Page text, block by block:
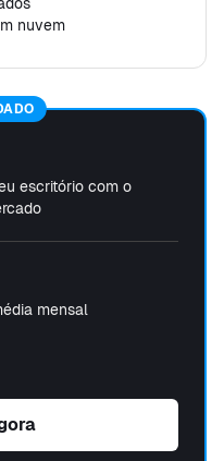
nuvem
escritório com o
mensal